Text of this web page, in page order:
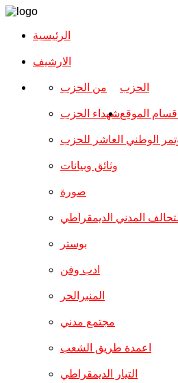
الرئيسية
الارشیف
الحزب من الحزب
شهداء الحزب
الوطني العاشر للحزب
وثائق وبيانات
اقسام الموقع
صورة
المدني الديمقراطي
بوستر
ادب وفن
المنبرالحر
مجتمع مدني
اعمدة طريق الشعب
التيار الديمقراطي